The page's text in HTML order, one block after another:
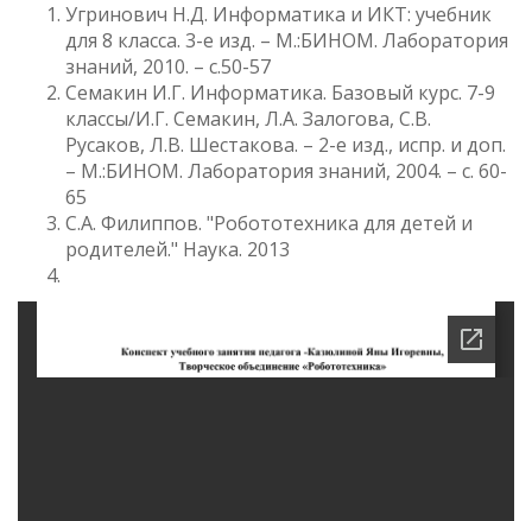
Угринович Н.Д. Информатика и ИКТ: учебник
для 8 класса. 3-е изд. – М.:БИНОМ. Лаборатория
знаний, 2010. – с.50-57
Семакин И.Г. Информатика. Базовый курс. 7-9
классы/И.Г. Семакин, Л.А. Залогова, С.В.
Русаков, Л.В. Шестакова. – 2-е изд., испр. и доп.
– М.:БИНОМ. Лаборатория знаний, 2004. – с. 60-
65
С.А. Филиппов. "Робототехника для детей и
родителей." Наука. 2013